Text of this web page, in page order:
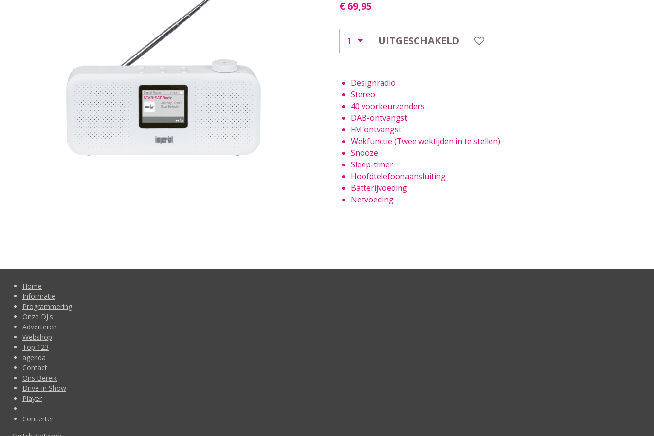
€ 69,95
UITGESCHAKELD
Designradio
Stereo
40 voorkeurzenders
DAB-ontvangst
FM ontvangst
Wekfunctie (Twee wektijden in te stellen)
Snooze
Sleep-timer
Hoofdtelefoonaansluiting
Batterijvoeding
Netvoeding
Home
Informatie
Programmering
Onze DJ's
Adverteren
Webshop
Top 123
agenda
Contact
Ons Bereik
Drive-in Show
Player
.
Concerten